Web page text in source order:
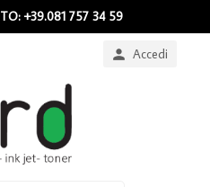
+39.081 757 34 59
 Accedi